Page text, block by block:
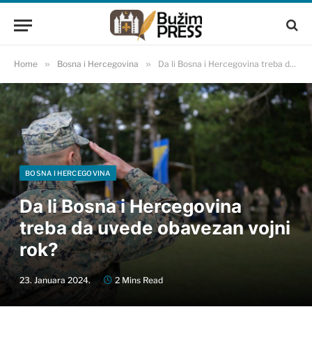
Home » Bosna i Hercegovina » Da li Bosna i Hercegovina treba da uvede obavezan vojni rok?
BOSNA I HERCEGOVINA
Da li Bosna i Hercegovina
treba da uvede obavezan vojni
rok?
23. Januara 2024. 2 Mins Read